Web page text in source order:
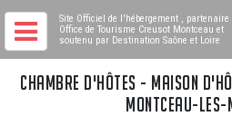
Site Officiel de l'hébergement , partenaire
Office de Tourisme Creusot Montceau et
soutenu par Destination Saône et Loire
CHAMBRE D'HÔTES - MAISON
MONTCEAU-LES-